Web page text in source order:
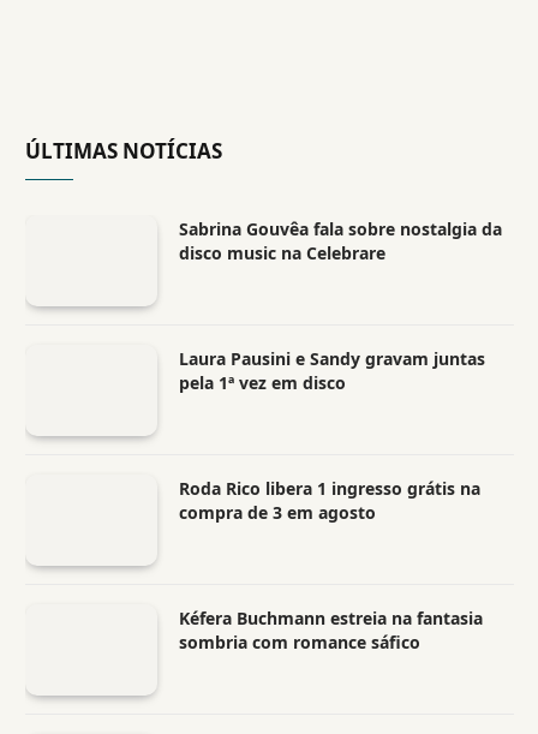
ÚLTIMAS NOTÍCIAS
Sabrina Gouvêa fala sobre nostalgia da
disco music na Celebrare
Laura Pausini e Sandy gravam juntas
pela 1ª vez em disco
Roda Rico libera 1 ingresso grátis na
compra de 3 em agosto
Kéfera Buchmann estreia na fantasia
sombria com romance sáfico